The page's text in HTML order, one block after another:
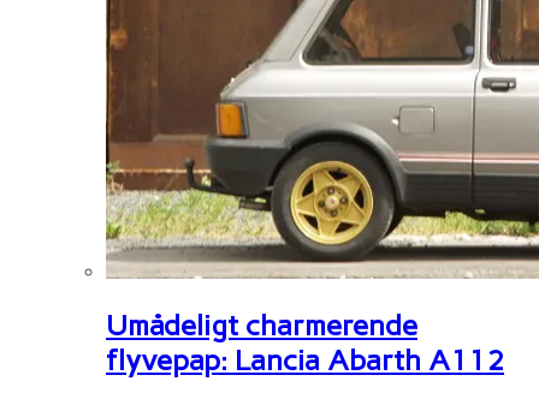
Umådeligt charmerende
flyvepap: Lancia Abarth A112